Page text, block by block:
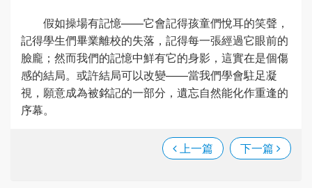
假如操場有記憶——它會記得孩童們悅耳的笑聲，
記得學生們畢業離校的失落，記得每一張經過它眼前的
臉龐；然而我們的記憶中鮮有它的身影，這實在是個傷
感的結局。或許結局可以改變——當我們學會駐足凝
視，願意成為被銘記的一部分，遺忘自然能化作重逢的
序幕。
上一篇 下一篇